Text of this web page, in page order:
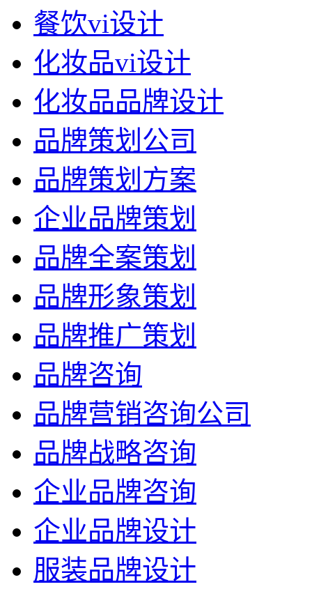
餐饮vi设计
化妆品vi设计
化妆品品牌设计
品牌策划公司
品牌策划方案
企业品牌策划
品牌全案策划
品牌形象策划
品牌推广策划
品牌咨询
品牌营销咨询公司
品牌战略咨询
企业品牌咨询
企业品牌设计
服装品牌设计